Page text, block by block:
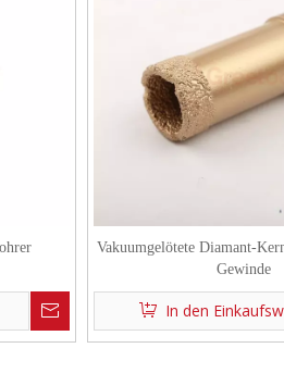
Vakuumgelötete Diamant-
Gewinde
In den